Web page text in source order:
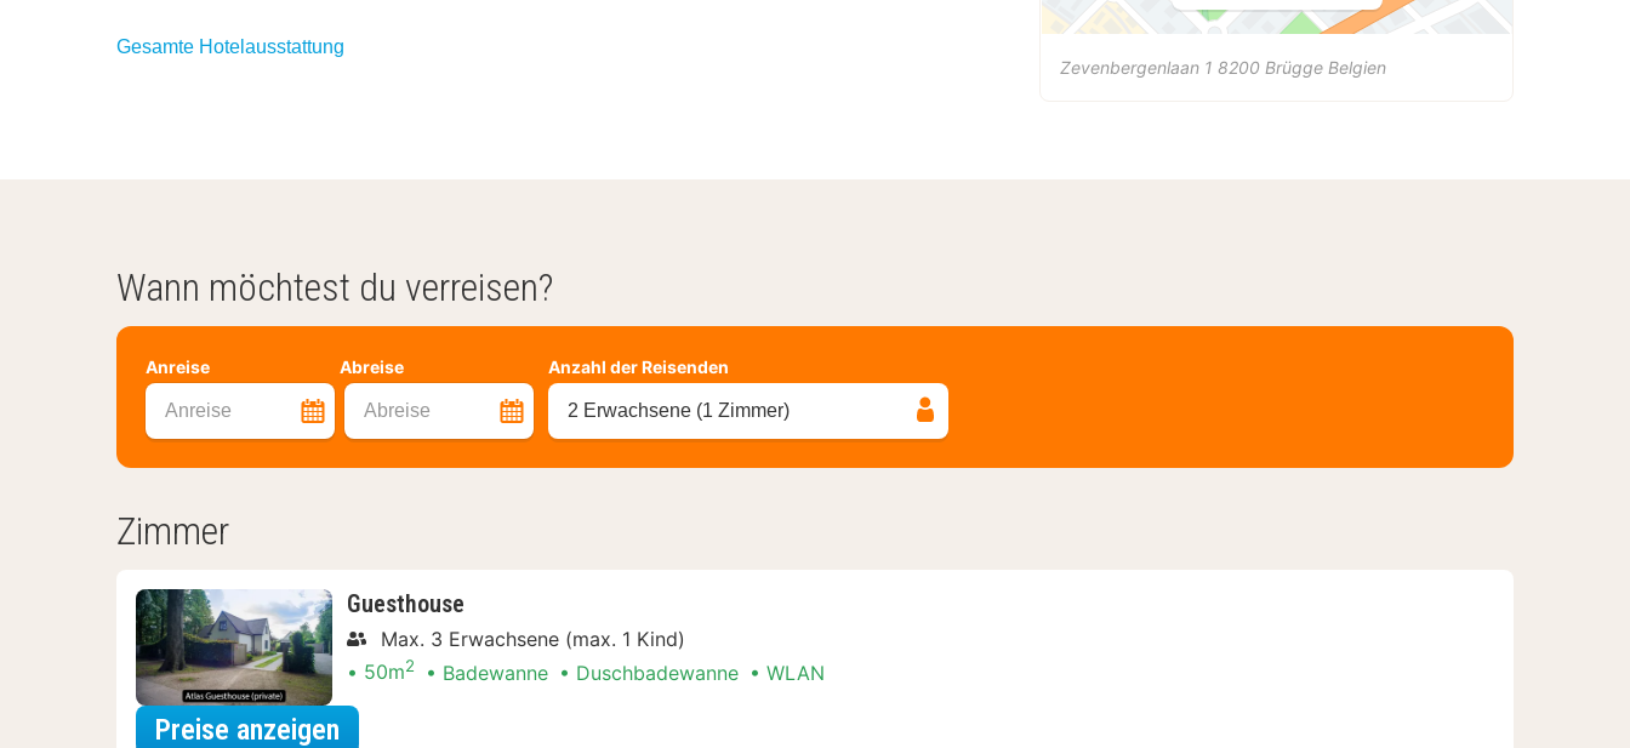
Gesamte Hotelausstattung
Zevenbergenlaan 1 8200 Brügge Belgien
Wann möchtest du verreisen?
Anreise Abreise
Anreise Abreise
Anzahl der Reisenden
2 Erwachsene (1 Zimmer)
Zimmer
Guesthouse
Max. 3 Erwachsene (max. 1 Kind)
50m2 Badewanne Duschbadewanne WLAN
Preise anzeigen